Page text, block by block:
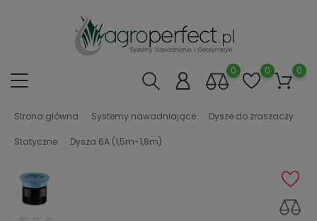
0 0 0
Strona główna Systemy nawadniające Dysze do zraszaczy
Statyczne Dysza 6A (1,5m-1,8m)